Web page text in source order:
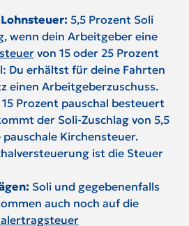
5,5 Prozent Soli
wenn dein Arbeitgeber eine
von 15 oder 25 Prozent
Du erhältst für deine Fahrten
einen Arbeitgeberzuschuss.
Prozent pauschal besteuert
der Soli-Zuschlag von 5,5
Kirchensteuer.
ist die Steuer
Soli und gegebenenfalls
auch noch auf die